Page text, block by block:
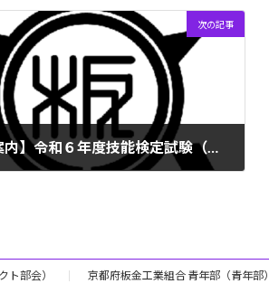
次の記事
▼ 【ご案内】令和６年度技能検定試験（前期）合格発表
部会） 京都府板金工業組合 青年部（青年部）